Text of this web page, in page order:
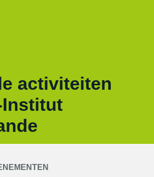
activiteiten
Institut